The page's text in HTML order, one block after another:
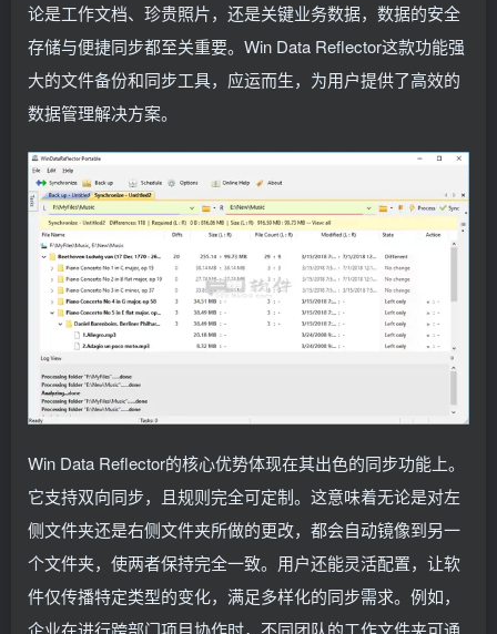
论是工作文档、珍贵照片，还是关键业务数据，数据的安全
存储与便捷同步都至关重要。Win Data Reflector这款功能强
大的文件备份和同步工具，应运而生，为用户提供了高效的
数据管理解决方案。
Win Data Reflector的核心优势体现在其出色的同步功能上。
它支持双向同步，且规则完全可定制。这意味着无论是对左
侧文件夹还是右侧文件夹所做的更改，都会自动镜像到另一
个文件夹，使两者保持完全一致。用户还能灵活配置，让软
件仅传播特定类型的变化，满足多样化的同步需求。例如，
企业在进行跨部门项目协作时，不同团队的工作文件夹可通